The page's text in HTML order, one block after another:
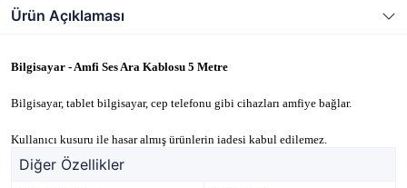
Ürün Açıklaması
Bilgisayar - Amfi Ses Ara Kablosu 5 Metre
Bilgisayar, tablet bilgisayar, cep telefonu gibi cihazları amfiye bağlar.
Kullanıcı kusuru ile hasar almış ürünlerin iadesi kabul edilemez.
Diğer Özellikler